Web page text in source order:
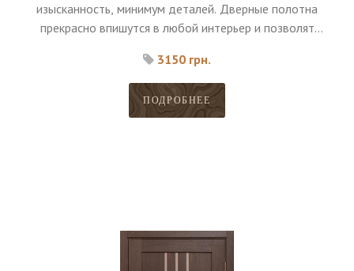
изысканность, минимум деталей. Дверные полотна
прекрасно впишутся в любой интерьер и позволят
3150 грн.
ПОДРОБНЕЕ